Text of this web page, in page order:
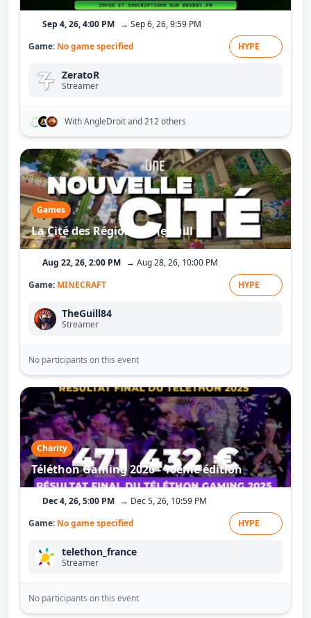
Sep 4, 26, 4:00 PM → Sep 6, 26, 9:59 PM
Game: No game specified HYPE
ZeratoR
Streamer
With AngleDroitand 212 others
Games
La Cité des Régions - TheGuill
Aug 22, 26, 2:00 PM → Aug 28, 26, 10:00 PM
Game: MINECRAFT HYPE
TheGuill84
Streamer
No participants on this event
Charity
Téléthon Gaming 2026 - 10ème édition
Dec 4, 26, 5:00 PM → Dec 5, 26, 10:59 PM
Game: No game specified HYPE
telethon_france
Streamer
No participants on this event